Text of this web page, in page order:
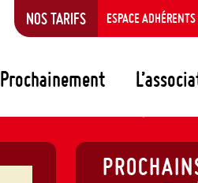
Prochainement
NOS TARIFS ESPACE ADHÉRENTS